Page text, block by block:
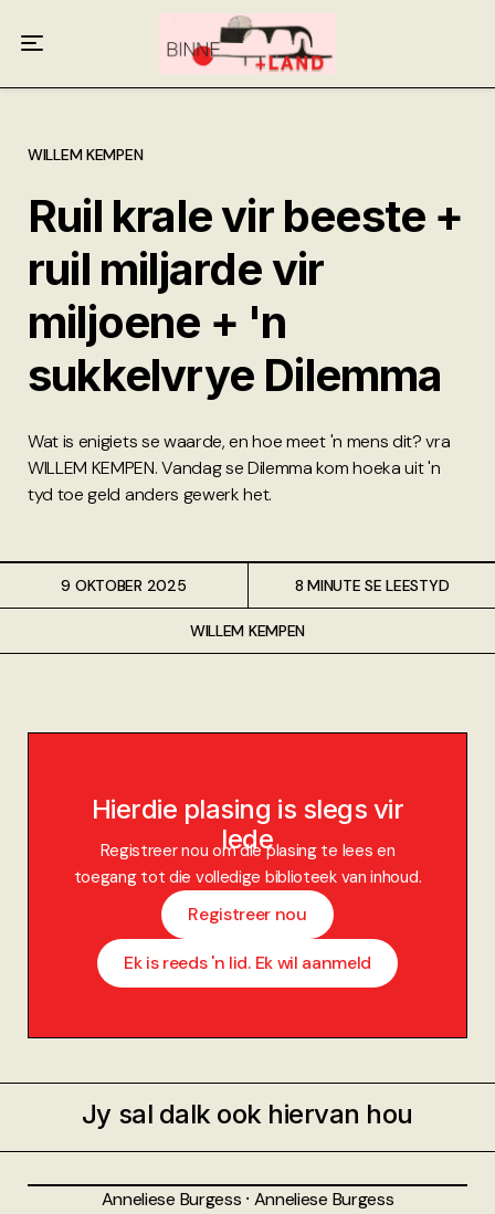
WILLEM KEMPEN
Ruil krale vir beeste +
ruil miljarde vir
miljoene + 'n
sukkelvrye Dilemma
Wat is enigiets se waarde, en hoe meet 'n mens dit? vra
WILLEM KEMPEN. Vandag se Dilemma kom hoeka uit 'n
tyd toe geld anders gewerk het.
9 OKTOBER 2025
WILLEM KEMPEN
8 MINUTE SE LEESTYD
Hierdie plasing is slegs vir
lede
Registreer nou om die plasing te lees en
toegang tot die volledige biblioteek van inhoud.
Registreer nou
Ek is reeds 'n lid. Ek wil aanmeld
Jy sal dalk ook hiervan hou
Anneliese Burgess ⸱ Anneliese Burgess
Meer oor ons
Anneliese Burgess
Ali van Wyk
Piet Croucamp
Willem Kempen
Gas + Poste
Kop + Knoper